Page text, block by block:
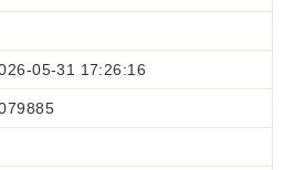
05-31 17:26:16